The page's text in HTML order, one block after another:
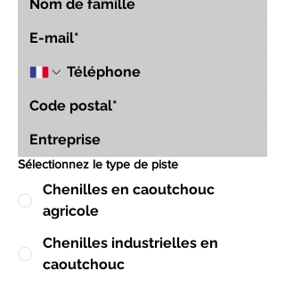
Sélectionnez le type de piste
Chenilles en caoutchouc
agricole
Chenilles industrielles en
caoutchouc